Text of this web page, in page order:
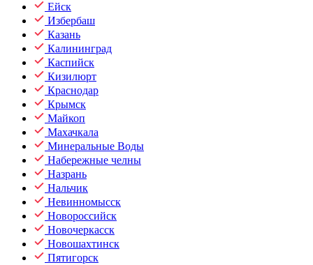
Ейск
Избербаш
Казань
Калининград
Каспийск
Кизилюрт
Краснодар
Крымск
Майкоп
Махачкала
Минеральные Воды
Набережные челны
Назрань
Нальчик
Невинномысск
Новороссийск
Новочеркасск
Новошахтинск
Пятигорск